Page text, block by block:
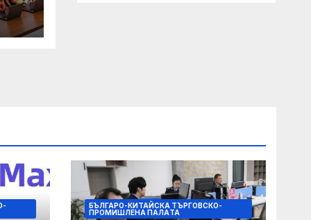
БЪЛГАРО-КИТАЙСКА ТЪРГОВСКО-
ПРОМИШЛЕНА ПАЛAТА